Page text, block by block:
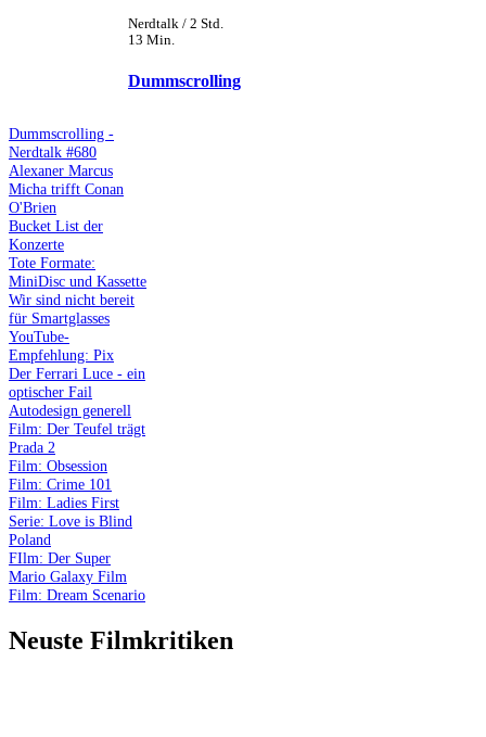
Nerdtalk / 2 Std.
13 Min.
Dummscrolling
Dummscrolling -
Nerdtalk #680
Alexaner Marcus
Micha trifft Conan
O'Brien
Bucket List der
Konzerte
Tote Formate:
MiniDisc und Kassette
Wir sind nicht bereit
für Smartglasses
YouTube-
Empfehlung: Pix
Der Ferrari Luce - ein
optischer Fail
Autodesign generell
Film: Der Teufel trägt
Prada 2
Film: Obsession
Film: Crime 101
Film: Ladies First
Serie: Love is Blind
Poland
FIlm: Der Super
Mario Galaxy Film
Film: Dream Scenario
Neuste Filmkritiken